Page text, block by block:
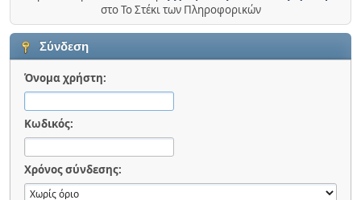
στο Το Στέκι των Πληροφορικών
Σύνδεση
Όνομα χρήστη:
Κωδικός:
Χρόνος σύνδεσης: